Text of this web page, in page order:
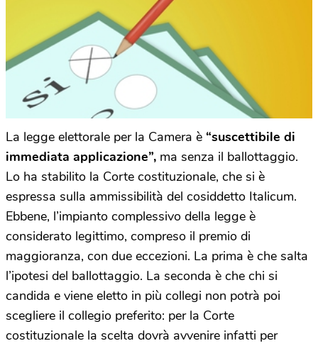
La legge elettorale per la Camera è “suscettibile di
immediata applicazione”, ma senza il ballottaggio.
Lo ha stabilito la Corte costituzionale, che si è
espressa sulla ammissibilità del cosiddetto Italicum.
Ebbene, l’impianto complessivo della legge è
considerato legittimo, compreso il premio di
maggioranza, con due eccezioni. La prima è che salta
l’ipotesi del ballottaggio. La seconda è che chi si
candida e viene eletto in più collegi non potrà poi
scegliere il collegio preferito: per la Corte
costituzionale la scelta dovrà avvenire infatti per